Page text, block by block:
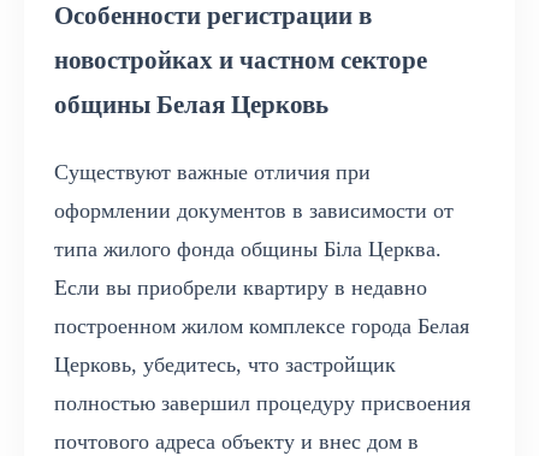
Особенности регистрации в
новостройках и частном секторе
общины Белая Церковь
Существуют важные отличия при
оформлении документов в зависимости от
типа жилого фонда общины Біла Церква.
Если вы приобрели квартиру в недавно
построенном жилом комплексе города Белая
Церковь, убедитесь, что застройщик
полностью завершил процедуру присвоения
почтового адреса объекту и внес дом в